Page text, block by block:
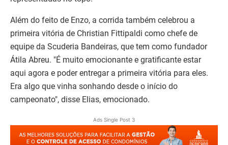
Além do feito de Enzo, a corrida também celebrou a
primeira vitória de Christian Fittipaldi como chefe de
equipe da Scuderia Bandeiras, que tem como fundador
Átila Abreu. "É muito emocionante e gratificante estar
aqui agora e poder entregar a primeira vitória para eles.
Era algo que vinha sonhando desde o início do
campeonato", disse Elias, emocionado.
Ads Single Post 3